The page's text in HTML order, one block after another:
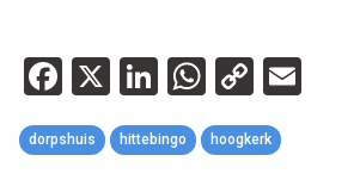
Facebook
X LinkedIn
WhatsApp
Copy
Link
dorpshuis hittebingo hoogkerk